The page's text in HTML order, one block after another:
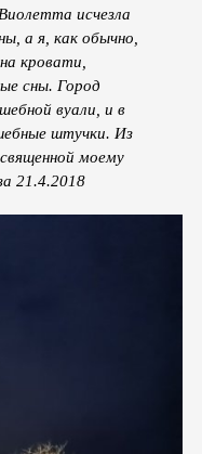
исчезла
а я, как обычно,
кровати,
сны. Город
вуали, и в
штучки. Из
моему
21.4.2018